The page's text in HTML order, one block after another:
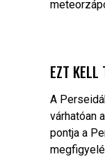
EZT KELL
A
várhatóan
pontja a